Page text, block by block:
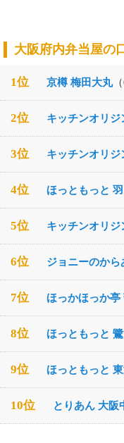
大阪府内弁当屋の
1位 京樽 梅田大丸（
2位 キッチンオリ
3位 キッチンオリ
4位 ほっともっと
5位 キッチンオリ
6位 ジョニーのか
7位 ほっかほっか亭
8位 ほっともっと
9位 ほっともっと
10位 とりあん 大阪